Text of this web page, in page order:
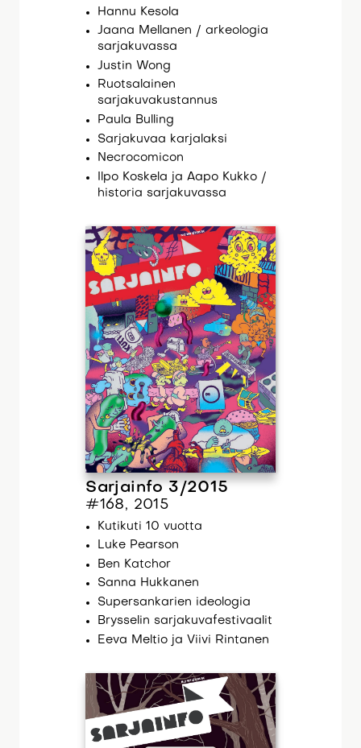
Hannu Kesola
Jaana Mellanen / arkeologia
sarjakuvassa
Justin Wong
Ruotsalainen
sarjakuvakustannus
Paula Bulling
Sarjakuvaa karjalaksi
Necrocomicon
Ilpo Koskela ja Aapo Kukko /
historia sarjakuvassa
Sarjainfo 3/2015
#168, 2015
Kutikuti 10 vuotta
Luke Pearson
Ben Katchor
Sanna Hukkanen
Supersankarien ideologia
Brysselin sarjakuvafestivaalit
Eeva Meltio ja Viivi Rintanen